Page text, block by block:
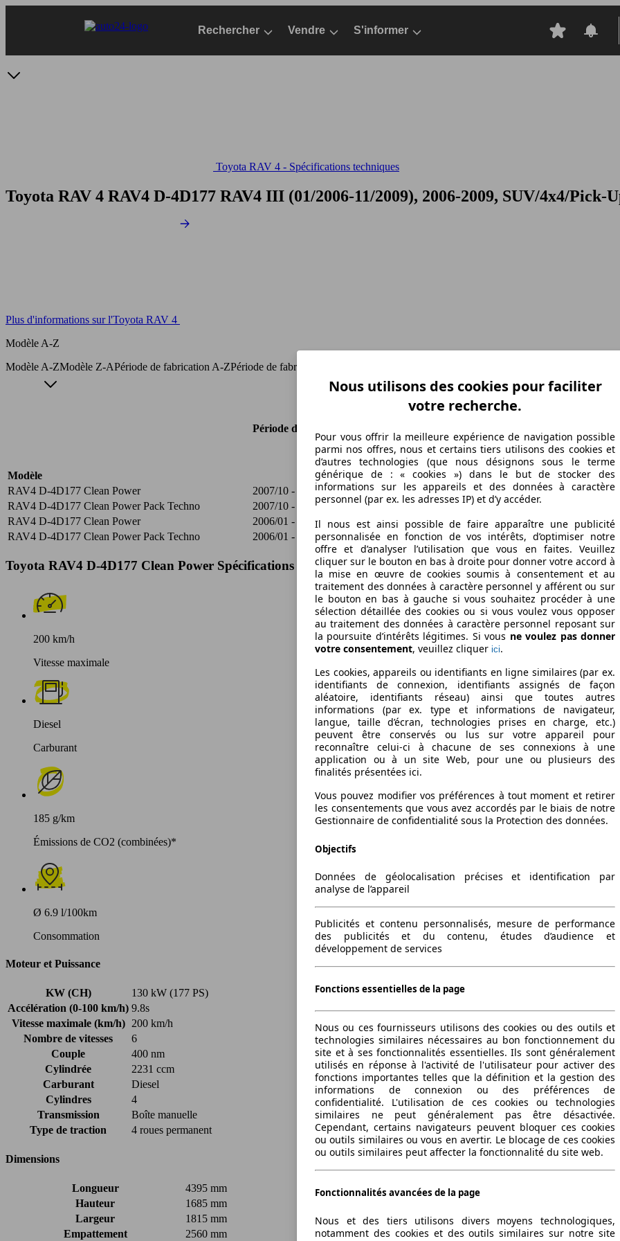
Rechercher Vendre S'informer
Toyota RAV 4 - Spécifications techniques
Toyota RAV 4 RAV4 D-4D177 RAV4 III (01/2006-11/2009), 2006-2009, SUV/4x4/Pick-
Plus d'informations sur l'Toyota RAV 4
Modèle A-Z
Modèle A-ZModèle Z-APériode de fabrication A-ZPériode de fabrication Z-A Ø
Modèle
Période de fabrication
RAV4 D-4D177 Clean Power 2007/10 - 2009/11 130 KW (177 PS) 6.9 l/100km
RAV4 D-4D177 Clean Power Pack Techno
2007/10 - 2009/11 130 KW (177 PS) 6.9 l/100km
RAV4 D-4D177 Clean Power
2006/01 - 2008/06 130 KW (177 PS) 6.9 l/100km
RAV4 D-4D177 Clean Power Pack Techno
2006/01 - 2008/06 130 KW (177 PS) 6.9 l/100km
Toyota RAV4 D-4D177 Clean Power Spécifications techniques
200 km/h
Vitesse maximale
Diesel
Carburant
185 g/km
Émissions de CO2 (combinées)*
Ø 6.9 l/100km
Consommation
Moteur et Puissance
KW (CH)
130 kW (177 PS)
Accélération (0-100 km/h) 9.8s
Vitesse maximale (km/h)
200 km/h
Nombre de vitesses
6
Couple
400 nm
Cylindrée
2231 ccm
Carburant
Diesel
Cylindres
4
Transmission
Boîte manuelle
Type de traction
4 roues permanent
Dimensions
Longueur
4395 mm
Hauteur
1685 mm
Largeur
1815 mm
Empattement
2560 mm
Nous utilisons des cookies pour faciliter
votre recherche.
Pour vous offrir la meilleure expérience de navigation possible
parmi nos offres, nous et certains tiers utilisons des cookies et
d’autres technologies (que nous désignons sous le terme
générique de : « cookies ») dans le but de stocker des
informations sur les appareils et des données à caractère
personnel (par ex. les adresses IP) et d’y accéder.
Il nous est ainsi possible de faire apparaître une publicité
personnalisée en fonction de vos intérêts, d’optimiser notre
offre et d’analyser l’utilisation que vous en faites. Veuillez
cliquer sur le bouton en bas à droite pour donner votre accord à
la mise en œuvre de cookies soumis à consentement et au
traitement des données à caractère personnel y afférent ou sur
le bouton en bas à gauche si vous souhaitez procéder à une
sélection détaillée des cookies ou si vous voulez vous opposer
au traitement des données à caractère personnel reposant sur
la poursuite d’intérêts légitimes. Si vous ne voulez pas donner
votre consentement, veuillez cliquer ici.
Les cookies, appareils ou identifiants en ligne similaires (par ex.
identifiants de connexion, identifiants assignés de façon
aléatoire, identifiants réseau) ainsi que toutes autres
informations (par ex. type et informations de navigateur,
langue, taille d’écran, technologies prises en charge, etc.)
peuvent être conservés ou lus sur votre appareil pour
reconnaître celui-ci à chacune de ses connexions à une
application ou à un site Web, pour une ou plusieurs des
finalités présentées ici.
Vous pouvez modifier vos préférences à tout moment et retirer
les consentements que vous avez accordés par le biais de notre
Gestionnaire de confidentialité sous la Protection des données.
Objectifs
Données de géolocalisation précises et identification par
analyse de l’appareil
Publicités et contenu personnalisés, mesure de performance
des publicités et du contenu, études d’audience et
développement de services
Fonctions essentielles de la page
Nous ou ces fournisseurs utilisons des cookies ou des outils et
technologies similaires nécessaires au bon fonctionnement du
site et à ses fonctionnalités essentielles. Ils sont généralement
utilisés en réponse à l'activité de l'utilisateur pour activer des
fonctions importantes telles que la définition et la gestion des
informations de connexion ou des préférences de
confidentialité. L'utilisation de ces cookies ou technologies
similaires ne peut généralement pas être désactivée.
Cependant, certains navigateurs peuvent bloquer ces cookies
ou outils similaires ou vous en avertir. Le blocage de ces cookies
ou outils similaires peut affecter la fonctionnalité du site web.
Fonctionnalités avancées de la page
Nous et des tiers utilisons divers moyens technologiques,
notamment des cookies et des outils similaires sur notre site